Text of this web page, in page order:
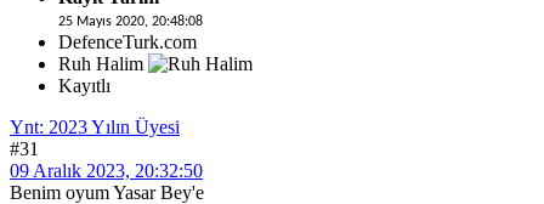
25 Mayıs 2020, 20:48:08
DefenceTurk.com
Ruh Halim
Kayıtlı
Ynt: 2023 Yılın Üyesi
#31
09 Aralık 2023, 20:32:50
Benim oyum Yasar Bey'e